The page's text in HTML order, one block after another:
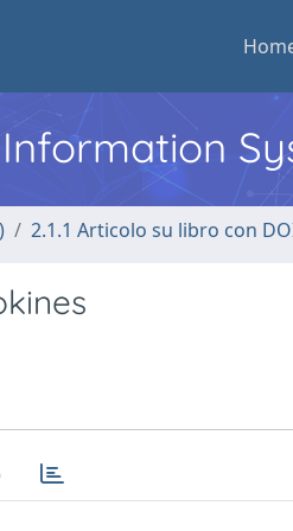
2.1.1 Articolo su libro con